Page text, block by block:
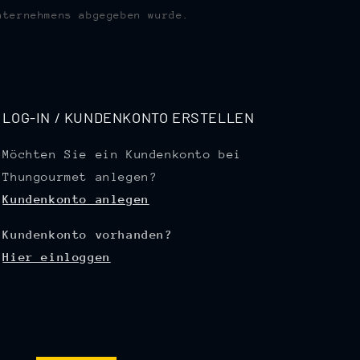
abgegeben wurde.
LOG-IN / KUNDENKONTO ERSTELLEN
Möchten Sie ein Kundenkonto bei
Thungourmet anlegen?
Kundenkonto anlegen
Kundenkonto vorhanden?
Hier einloggen